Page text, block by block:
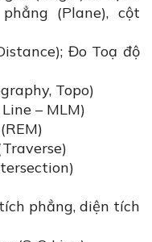
(Plane), cột
Đo Toạ độ
Topo)
– MLM)
phẳng, diện tích